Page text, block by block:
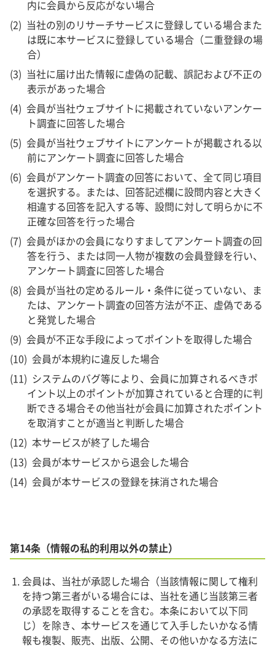
内に会員から反応がない場合
当社の別のリサーチサービスに登録している場合また
は既に本サービスに登録している場合（二重登録の場
合）
当社に届け出た情報に虚偽の記載、誤記および不正の
表示があった場合
会員が当社ウェブサイトに掲載されていないアンケー
ト調査に回答した場合
会員が当社ウェブサイトにアンケートが掲載される以
前にアンケート調査に回答した場合
会員がアンケート調査の回答において、全て同じ項目
を選択する。または、回答記述欄に設問内容と大きく
相違する回答を記入する等、設問に対して明らかに不
正確な回答を行った場合
会員がほかの会員になりすましてアンケート調査の回
答を行う、または同一人物が複数の会員登録を行い、
アンケート調査に回答した場合
会員が当社の定めるルール・条件に従っていない、ま
たは、アンケート調査の回答方法が不正、虚偽である
と発覚した場合
会員が不正な手段によってポイントを取得した場合
会員が本規約に違反した場合
システムのバグ等により、会員に加算されるべきポ
イント以上のポイントが加算されていると合理的に判
断できる場合その他当社が会員に加算されたポイント
を取消すことが適当と判断した場合
本サービスが終了した場合
会員が本サービスから退会した場合
会員が本サービスの登録を抹消された場合
第14条（情報の私的利用以外の禁止）
会員は、当社が承認した場合（当該情報に関して権利
を持つ第三者がいる場合には、当社を通じ当該第三者
の承認を取得することを含む。本条において以下同
じ）を除き、本サービスを通じて入手したいかなる情
報も複製、販売、出版、公開、その他いかなる方法に